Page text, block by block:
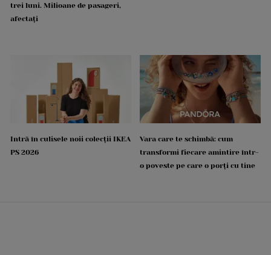
trei luni. Milioane de pasageri,
afectați
Intră în culisele noii colecții IKEA
PS 2026
Vara care te schimbă: cum
transformi fiecare amintire într-
o poveste pe care o porți cu tine